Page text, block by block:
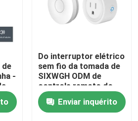
remoto sem fio
de Zigbee
Wifi
de
-
de
Do interruptor elétrico
sem fio da tomada de
SIXWGH ODM de
controle remoto do
OEM da tomada de
poderEnviar inquérito